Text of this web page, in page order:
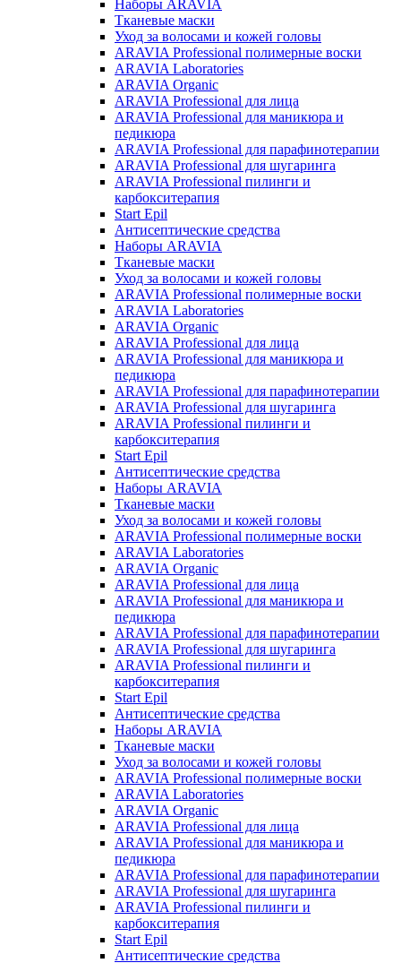
Наборы ARAVIA
Тканевые маски
Уход за волосами и кожей головы
ARAVIA Professional полимерные воски
ARAVIA Laboratories
ARAVIA Organic
ARAVIA Professional для лица
ARAVIA Professional для маникюра и
педикюра
ARAVIA Professional для парафинотерапии
ARAVIA Professional для шугаринга
ARAVIA Professional пилинги и
карбокситерапия
Start Epil
Антисептические средства
Наборы ARAVIA
Тканевые маски
Уход за волосами и кожей головы
ARAVIA Professional полимерные воски
ARAVIA Laboratories
ARAVIA Organic
ARAVIA Professional для лица
ARAVIA Professional для маникюра и
педикюра
ARAVIA Professional для парафинотерапии
ARAVIA Professional для шугаринга
ARAVIA Professional пилинги и
карбокситерапия
Start Epil
Антисептические средства
Наборы ARAVIA
Тканевые маски
Уход за волосами и кожей головы
ARAVIA Professional полимерные воски
ARAVIA Laboratories
ARAVIA Organic
ARAVIA Professional для лица
ARAVIA Professional для маникюра и
педикюра
ARAVIA Professional для парафинотерапии
ARAVIA Professional для шугаринга
ARAVIA Professional пилинги и
карбокситерапия
Start Epil
Антисептические средства
Наборы ARAVIA
Тканевые маски
Уход за волосами и кожей головы
ARAVIA Professional полимерные воски
ARAVIA Laboratories
ARAVIA Organic
ARAVIA Professional для лица
ARAVIA Professional для маникюра и
педикюра
ARAVIA Professional для парафинотерапии
ARAVIA Professional для шугаринга
ARAVIA Professional пилинги и
карбокситерапия
Start Epil
Антисептические средства